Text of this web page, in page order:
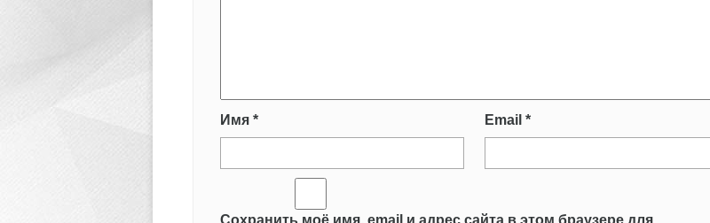
Имя * Email *
Сохранить моё имя, email и адрес сайта в этом браузере для